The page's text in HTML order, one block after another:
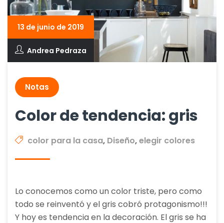
13 de junio de 2019
Andrea Pedraza
Notas
Color de tendencia: gris
color para la casa, Diseño,elegir colores
Lo conocemos como un color triste, pero como
todo se reinventó y el gris cobró protagonismo!!!
Y hoy es tendencia en la decoración. El gris se ha